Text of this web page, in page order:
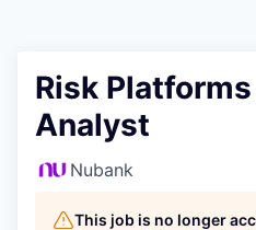
Risk
Analyst
Nubank
This job is no longer